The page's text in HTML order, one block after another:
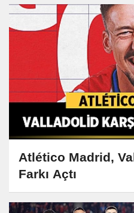
Atlético Madrid,
Farkı Açtı